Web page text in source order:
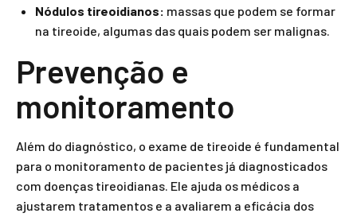
Nódulos tireoidianos: massas que podem se formar
na tireoide, algumas das quais podem ser malignas.
Prevenção e
monitoramento
Além do diagnóstico, o exame de tireoide é fundamental
para o monitoramento de pacientes já diagnosticados
com doenças tireoidianas. Ele ajuda os médicos a
ajustarem tratamentos e a avaliarem a eficácia dos